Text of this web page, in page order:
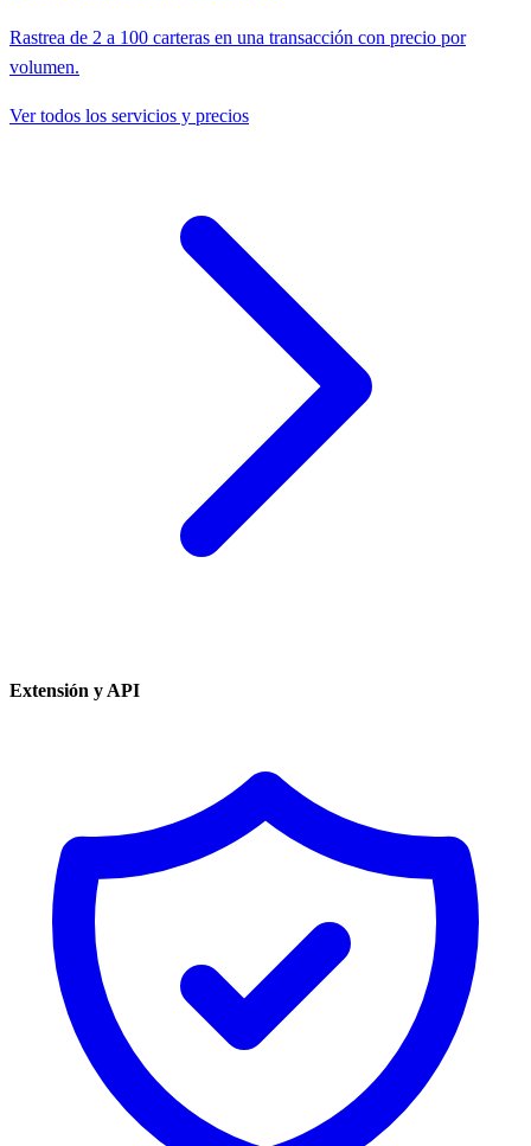
Rastrea de 2 a 100 carteras en una transacción con precio por
volumen.
Ver todos los servicios y precios
Extensión y API